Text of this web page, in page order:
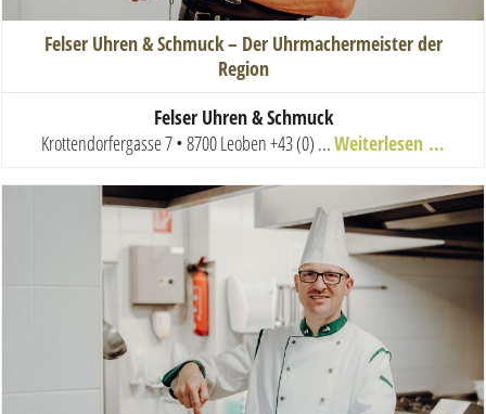
Felser Uhren & Schmuck – Der Uhrmachermeister der
Region
Felser Uhren & Schmuck
Krottendorfergasse 7 • 8700 Leoben+43 (0) ...Weiterlesen …